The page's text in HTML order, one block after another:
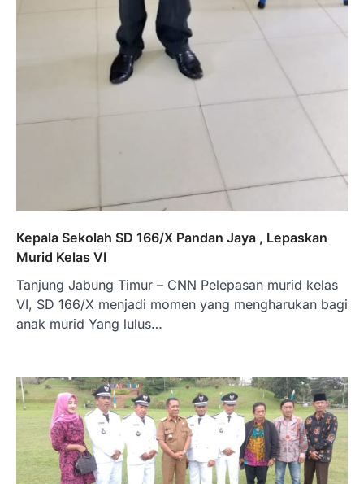
Kepala Sekolah SD 166/X Pandan Jaya , Lepaskan
Murid Kelas VI
Tanjung Jabung Timur – CNN Pelepasan murid kelas
VI, SD 166/X menjadi momen yang mengharukan bagi
anak murid Yang lulus…